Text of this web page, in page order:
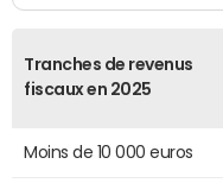
Tranches de revenus
fiscaux en 2025
Moins de 10 000 euros